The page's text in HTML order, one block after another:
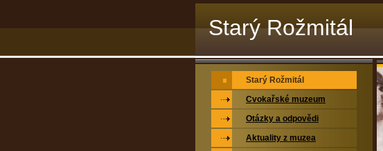
Starý Rožmitál
Starý Rožmitál
Cvokařské muzeum
Otázky a odpovědi
Aktuality z muzea